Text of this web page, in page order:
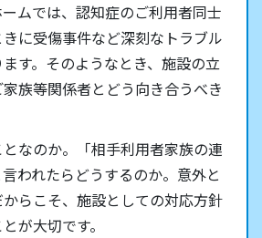
ムでは、認知症のご利用者同士
に受傷事件など深刻なトラブル
す。そのようなとき、施設の立
族等関係者とどう向き合うべき
となのか。「相手利用者家族の連
われたらどうするのか。意外と
らこそ、施設としての対応方針
が大切です。